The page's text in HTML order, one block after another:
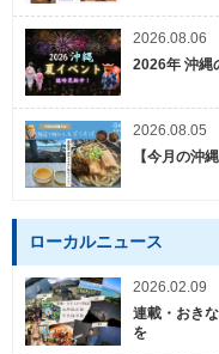
2026.08.06
2026年 沖縄
2026.08.05
【今月の沖
ローカルニュース
2026.02.09
連載・おき
を